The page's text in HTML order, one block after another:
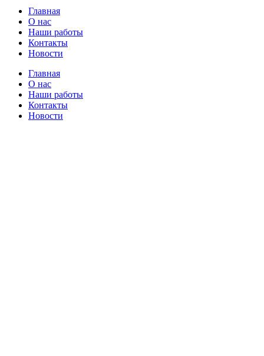
Главная
О нас
Наши работы
Контакты
Новости
Главная
О нас
Наши работы
Контакты
Новости